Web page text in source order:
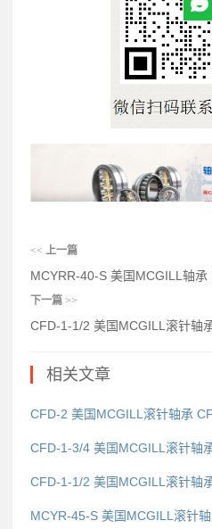
<< 上一篇
MCYRR-40-S 美国MCGILL轴承
下一篇 >>
CFD-1-1/2 美国MCGILL滚针轴
相关文章
CFD-2 美国MCGILL滚针轴承
CFD-1-3/4 美国MCGILL滚针轴
CFD-1-1/2 美国MCGILL滚针轴
MCYR-45-S 美国MCGILL滚针